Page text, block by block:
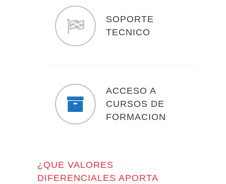
APARCAMIENTO
TRAFICO
INGENIERÍA
SOPORTE
TECNICO
ACCESO A
CURSOS DE
FORMACION
¿QUE VALORES
DIFERENCIALES APORTA